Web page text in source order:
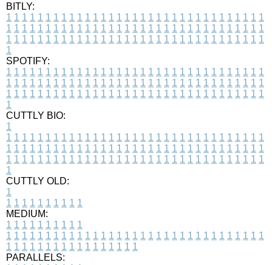
BITLY:
1 1 1 1 1 1 1 1 1 1 1 1 1 1 1 1 1 1 1 1 1 1 1 1 1 1 1 1 1 1 1 1 1
1 1 1 1 1 1 1 1 1 1 1 1 1 1 1 1 1 1 1 1 1 1 1 1 1 1 1 1 1 1 1 1 1
1 1 1 1 1 1 1 1 1 1 1 1 1 1 1 1 1 1 1 1 1 1 1 1 1 1 1 1 1 1 1 1 1
1
SPOTIFY:
1 1 1 1 1 1 1 1 1 1 1 1 1 1 1 1 1 1 1 1 1 1 1 1 1 1 1 1 1 1 1 1 1
1 1 1 1 1 1 1 1 1 1 1 1 1 1 1 1 1 1 1 1 1 1 1 1 1 1 1 1 1 1 1 1 1
1 1 1 1 1 1 1 1 1 1 1 1 1 1 1 1 1 1 1 1 1 1 1 1 1 1 1 1 1 1 1 1 1
1
CUTTLY BIO:
1
1 1 1 1 1 1 1 1 1 1 1 1 1 1 1 1 1 1 1 1 1 1 1 1 1 1 1 1 1 1 1 1 1
1 1 1 1 1 1 1 1 1 1 1 1 1 1 1 1 1 1 1 1 1 1 1 1 1 1 1 1 1 1 1 1 1
1 1 1 1 1 1 1 1 1 1 1 1 1 1 1 1 1 1 1 1 1 1 1 1 1 1 1 1 1 1 1 1 1
1
CUTTLY OLD:
1
1 1 1 1 1 1 1 1 1 1
MEDIUM:
1 1 1 1 1 1 1 1 1 1
1 1 1 1 1 1 1 1 1 1 1 1 1 1 1 1 1 1 1 1 1 1 1 1 1 1 1 1 1 1 1 1 1
1 1 1 1 1 1 1 1 1 1 1 1 1 1 1 1 1
PARALLELS: